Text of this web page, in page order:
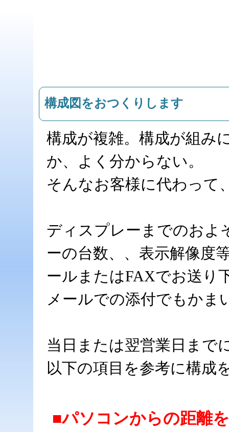
構成図をおつくりします
構成が複雑。構成が組み
か、よく分からない。
そんなお客様に代わって
ディスプレーまでのおよ
ーの台数、、表示解像度
ールまたはFAXでお送り
メールでの添付でもかま
当日または翌営業日まで
以下の項目を参考に構成
■パソコンからの距離